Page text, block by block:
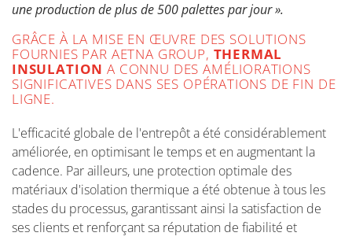
une production de plus de 500 palettes par jour ».
GRÂCE À LA MISE EN ŒUVRE DES SOLUTIONS
FOURNIES PAR AETNA GROUP, THERMAL
INSULATION A CONNU DES AMÉLIORATIONS
SIGNIFICATIVES DANS SES OPÉRATIONS DE FIN DE
LIGNE.
L'efficacité globale de l'entrepôt a été considérablement
améliorée, en optimisant le temps et en augmentant la
cadence. Par ailleurs, une protection optimale des
matériaux d'isolation thermique a été obtenue à tous les
stades du processus, garantissant ainsi la satisfaction de
ses clients et renforçant sa réputation de fiabilité et